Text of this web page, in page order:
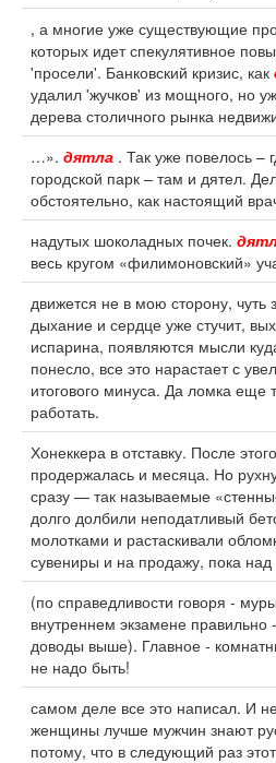
, а многие уже существующие
которых идет спекулятивное
'просели'. Банковский кризис, как
удалил 'жучков' из мощного, но
дерева столичного рынка
…». дятла . Так уже повелось –
городской парк – там и дятел.
обстоятельно, как настоящий
надутых шоколадных почек.
весь кругом «филимоновский»
движется не в мою сторону, чуть
дыхание и сердце уже стучит,
испарина, появляются мысли
понесло, все это нарастает с
итогового минуса. Да ломка еще
работать.
Хонеккера в отставку. После
продержалась и месяца. Но
сразу — так называемые
долго долбили неподатливый
молотками и растаскивали
сувениры и на продажу, пока над
(по справедливости говоря -
внутреннем экзамене правильно
доводы выше). Главное -
не надо быть!
самом деле все это написал. И
женщины лучше мужчин знают
потому, что в следующий раз этот